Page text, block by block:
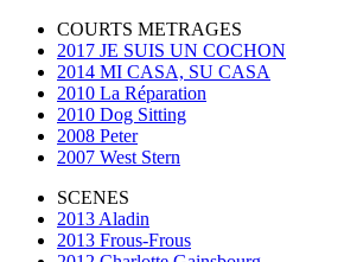
COURTS METRAGES
2017 JE SUIS UN COCHON
2014 MI CASA, SU CASA
2010 La Réparation
2010 Dog Sitting
2008 Peter
2007 West Stern
SCENES
2013 Aladin
2013 Frous-Frous